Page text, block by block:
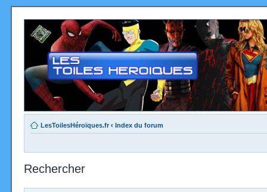
LesToilesHéroïques.fr ‹ Index du forum
Rechercher